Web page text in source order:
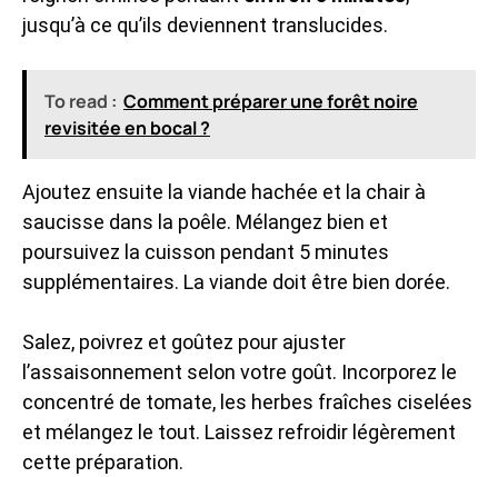
jusqu’à ce qu’ils deviennent translucides.
To read : Comment préparer une forêt noire
revisitée en bocal ?
Ajoutez ensuite la viande hachée et la chair à
saucisse dans la poêle. Mélangez bien et
poursuivez la cuisson pendant 5 minutes
supplémentaires. La viande doit être bien dorée.
Salez, poivrez et goûtez pour ajuster
l’assaisonnement selon votre goût. Incorporez le
concentré de tomate, les herbes fraîches ciselées
et mélangez le tout. Laissez refroidir légèrement
cette préparation.